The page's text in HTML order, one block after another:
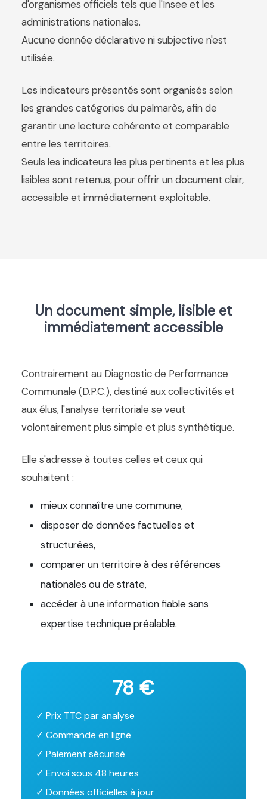
d'organismes officiels tels que l'Insee et les
administrations nationales.
Aucune donnée déclarative ni subjective n'est
utilisée.
Les indicateurs présentés sont organisés selon
les grandes catégories du palmarès, afin de
garantir une lecture cohérente et comparable
entre les territoires.
Seuls les indicateurs les plus pertinents et les plus
lisibles sont retenus, pour offrir un document clair,
accessible et immédiatement exploitable.
Un document simple, lisible et
immédiatement accessible
Contrairement au Diagnostic de Performance
Communale (D.P.C.), destiné aux collectivités et
aux élus, l'analyse territoriale se veut
volontairement plus simple et plus synthétique.
Elle s'adresse à toutes celles et ceux qui
souhaitent :
mieux connaître une commune,
disposer de données factuelles et
structurées,
comparer un territoire à des références
nationales ou de strate,
accéder à une information fiable sans
expertise technique préalable.
78 €
✓ Prix TTC par analyse
✓ Commande en ligne
✓ Paiement sécurisé
✓ Envoi sous 48 heures
✓ Données officielles à jour